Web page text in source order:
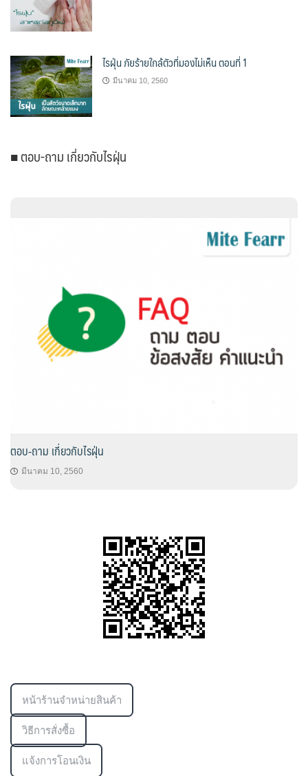
ไรฝุ่น ภัยร้ายใกล้ตัวที่มองไม่เห็น ตอนที่ 1
มีนาคม 10, 2560
■ ตอบ-ถาม เกี่ยวกับไรฝุ่น
ตอบ-ถาม เกี่ยวกับไรฝุ่น
มีนาคม 10, 2560
หน้าร้านจำหน่ายสินค้า
วิธีการสั่งซื้อ
แจ้งการโอนเงิน